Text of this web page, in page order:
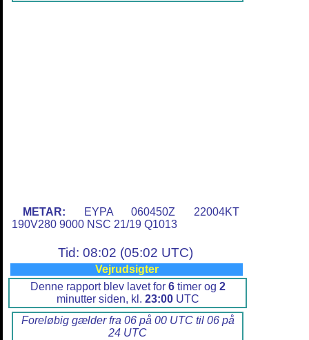
METAR: EYPA 060450Z 22004KT
190V280 9000 NSC 21/19 Q1013
Tid: 08:02 (05:02 UTC)
Vejrudsigter
Denne rapport blev lavet for 6timer og 2
minutter siden, kl. 23:00UTC
Foreløbig gælder fra 06 på 00 UTC til 06 på
24 UTC